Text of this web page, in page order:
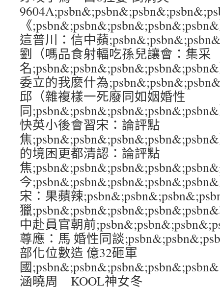
《
這普川：信中蘋
劉（嗎品食射輻吃孫兒讓會：集采
名
委立的我麼什為
邱（雜複樣一死廢同如姻婚性
同
快英小後會習宋：論評點
焦
的境困更都清認：論評點
焦
今
宋：果蘋辣
獵
中赴員官朝前
尊應：馬 婚性同談
部化位數造 億32砸軍
國
涵曉周 KOOL神女冬